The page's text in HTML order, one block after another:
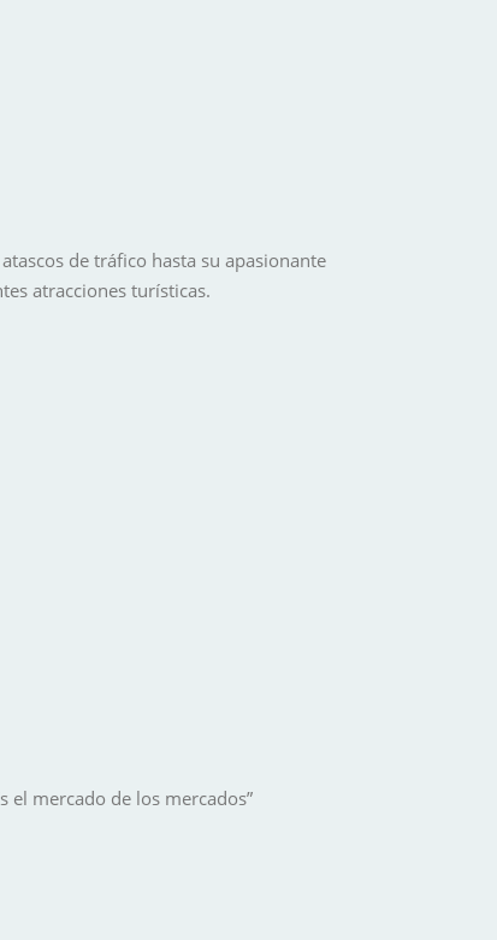
de tráfico hasta su apasionante
atracciones turísticas.
el mercado de los mercados”